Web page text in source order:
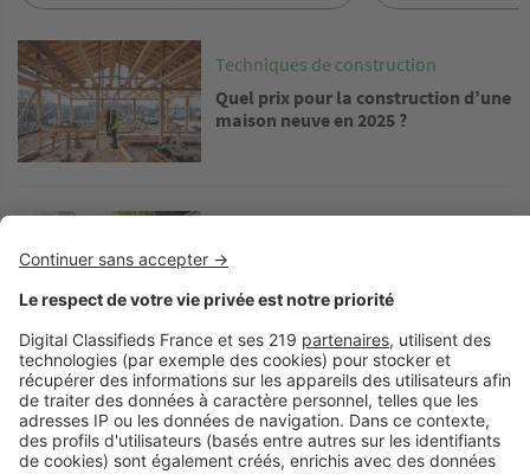
Image
Techniques de construction
Quel prix pour la construction d’une
maison neuve en 2025 ?
Image
Extension de maison en bois : quels
sont les avantages ?
Image
Techniques de construction
Écoconstruction : les critères pour
bien choisir son professionnel